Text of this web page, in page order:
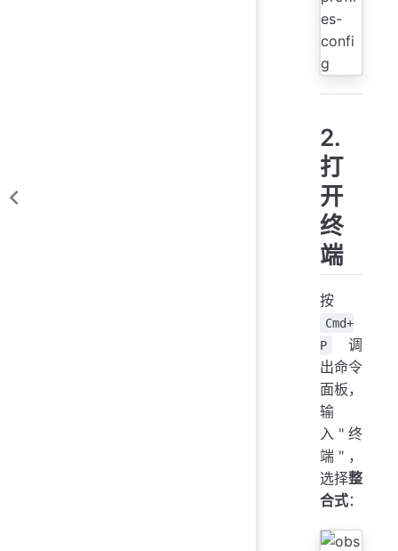
2.
打
开
终
端
按
Cmd+
P
调
出命令
面板，
输
入"终
端"，
选择整
合式：